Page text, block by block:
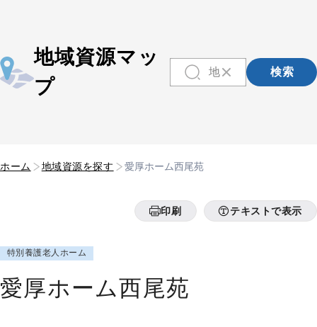
地域資源マッ
プ
検索
ホーム 地域資源を探す 愛厚ホーム西尾苑
印刷 テキストで表示
特別養護老人ホーム
愛厚ホーム西尾苑